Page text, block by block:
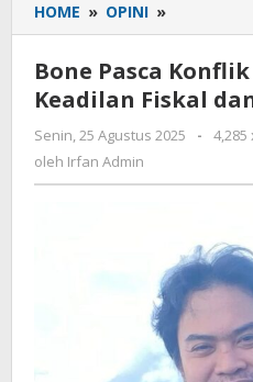
HOME » OPINI »
Pasca
Konflik
Pajak:
Antara
Keadilan
Bone Pasca
Keadilan Fiskal
Senin, 25 Agustus 2025
oleh
-
4,285
oleh Irfan Admin